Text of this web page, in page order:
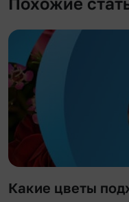
Какие цветы